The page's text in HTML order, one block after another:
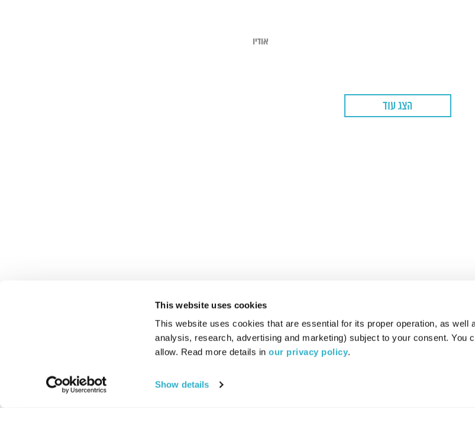
This website uses cookies
This website uses cookies that are essential for its proper operation, as well
analysis, research, advertising and marketing) subject to your consent. You
allow. Read more details in our privacy policy.
Show details
אודיו
הצג עוד